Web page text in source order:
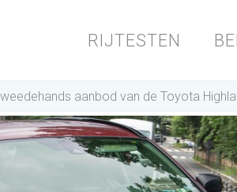
RIJTESTEN
aanbod van de Toyota